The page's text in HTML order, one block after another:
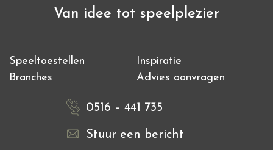
Van idee tot speelplezier
Speeltoestellen
Inspiratie
Branches
Advies aanvragen
0516 – 441 735
Stuur een bericht